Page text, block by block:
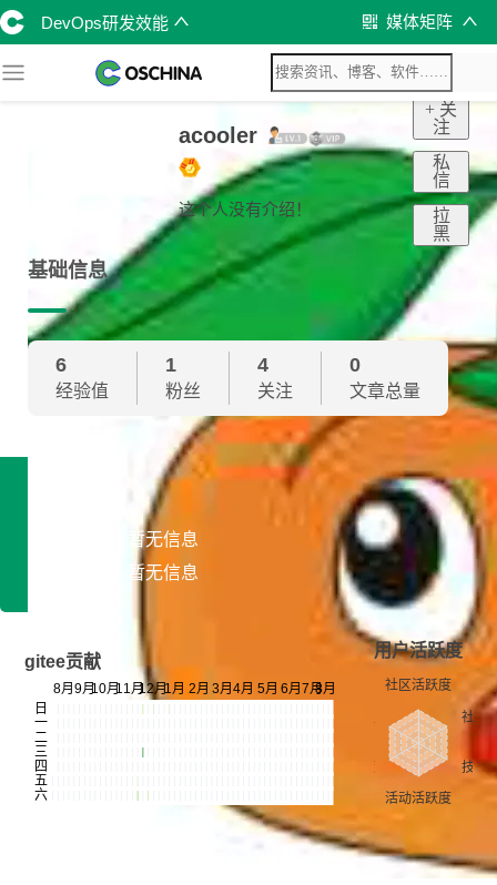
DevOps研发效能 媒体矩阵
acooler
这个人没有介绍！
+ 关
注
私
信
拉
黑
基础信息
6
经验值
1
粉丝
4
关注
0
文章总量
专长领域：暂无信息
开发平台：暂无信息
gitee贡献
用户活跃度